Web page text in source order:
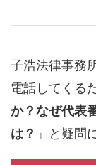
子浩法律事務
電話してくる
か？なぜ代表
は？ 」と疑問